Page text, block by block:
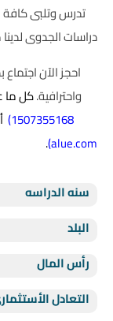
سنه الدراسه
البلد
رأس المال
التعادل
تدرس وتلبى كافة
دراسات الجدوى
احجز الآن
واحترافية.كل ما
1507355168
)
alue.com
)
.